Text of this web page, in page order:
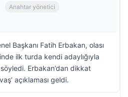
Anahtar yönetici
Başkanı Fatih Erbakan, olası
ilk turda kendi adaylığıyla
söyledi. Erbakan’dan dikkat
açıklaması geldi.